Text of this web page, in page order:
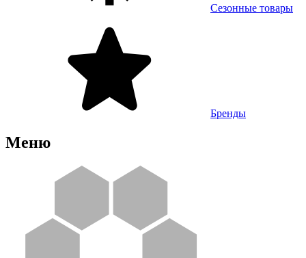
Сезонные товары
Бренды
Меню